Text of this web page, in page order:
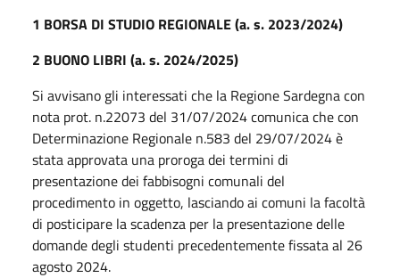
1 BORSA DI STUDIO REGIONALE (a. s. 2023/2024)
2 BUONO LIBRI (a. s. 2024/2025)
Si avvisano gli interessati che la Regione Sardegna con
nota prot. n.22073 del 31/07/2024 comunica che con
Determinazione Regionale n.583 del 29/07/2024 è
stata approvata una proroga dei termini di
presentazione dei fabbisogni comunali del
procedimento in oggetto, lasciando ai comuni la facoltà
di posticipare la scadenza per la presentazione delle
domande degli studenti precedentemente fissata al 26
agosto 2024.